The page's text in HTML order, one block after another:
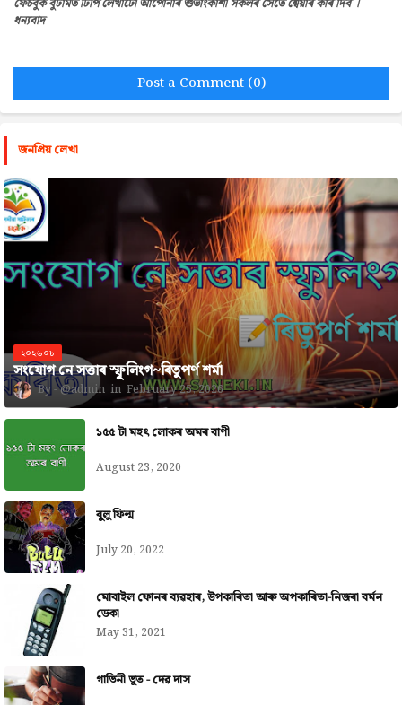
ধন্যবাদ
Post a Comment (0)
জনপ্রিয় লেখা
২০২৬০৮
সংযোগ নে সত্তাৰ স্ফুলিংগ~ৰিতুপৰ্ণ শৰ্মা
@admin February 25, 2026
১৫৫ টা মহৎ লোকৰ অমৰ বাণী
August 23, 2020
বুলু ফিল্ম
July 20, 2022
মোবাইল ফোনৰ ব্যৱহাৰ, উপকাৰিতা আৰু অপকাৰিতা-নিজৰা বৰ্মন
ডেকা
May 31, 2021
গাভিনী ভূত - দেৱ দাস